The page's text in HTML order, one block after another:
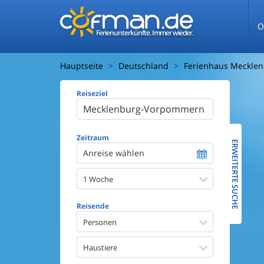
Ferienunterkünfte. Immer wieder.
Hauptseite Deutschland Ferienhaus
Reiseziel
Zeitraum
Anreise wählen
1 Woche
Reisende
Personen
Haustiere
Ausstattung
Whirlpool
ERWEITERTE SUCHE